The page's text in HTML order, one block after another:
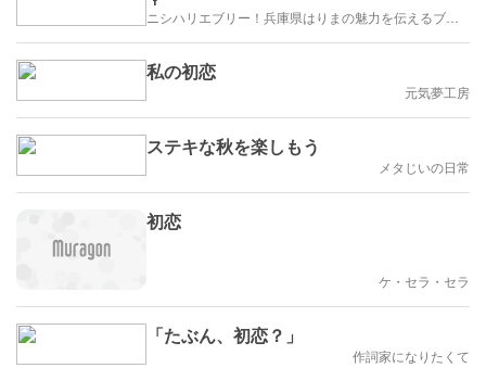
私の初恋
元気夢工房
ステキな秋を楽しもう
メタじいの日常
初恋
ケ・セラ・セラ
「たぶん、初恋？」
作詞家になりたくて